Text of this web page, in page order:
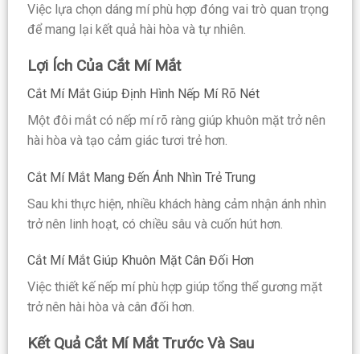
Việc lựa chọn dáng mí phù hợp đóng vai trò quan trọng
để mang lại kết quả hài hòa và tự nhiên.
Lợi Ích Của Cắt Mí Mắt
Cắt Mí Mắt Giúp Định Hình Nếp Mí Rõ Nét
Một đôi mắt có nếp mí rõ ràng giúp khuôn mặt trở nên
hài hòa và tạo cảm giác tươi trẻ hơn.
Cắt Mí Mắt Mang Đến Ánh Nhìn Trẻ Trung
Sau khi thực hiện, nhiều khách hàng cảm nhận ánh nhìn
trở nên linh hoạt, có chiều sâu và cuốn hút hơn.
Cắt Mí Mắt Giúp Khuôn Mặt Cân Đối Hơn
Việc thiết kế nếp mí phù hợp giúp tổng thể gương mặt
trở nên hài hòa và cân đối hơn.
Kết Quả Cắt Mí Mắt Trước Và Sau